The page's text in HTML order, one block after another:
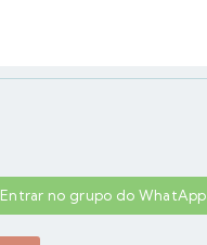
Entrar no grupo do WhatApp